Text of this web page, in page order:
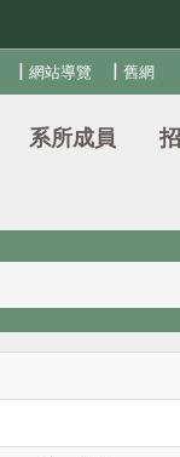
|網站導覽 |舊網
系所成員